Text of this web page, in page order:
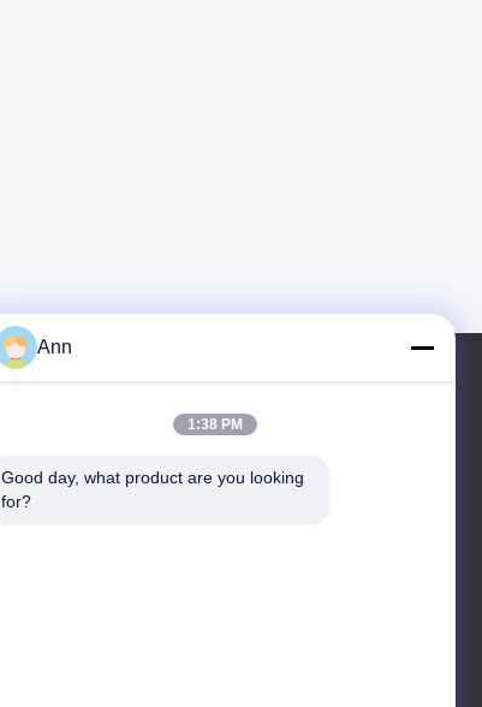
주소
Ann
1:38 PM
Good day, what product are you looking
for?